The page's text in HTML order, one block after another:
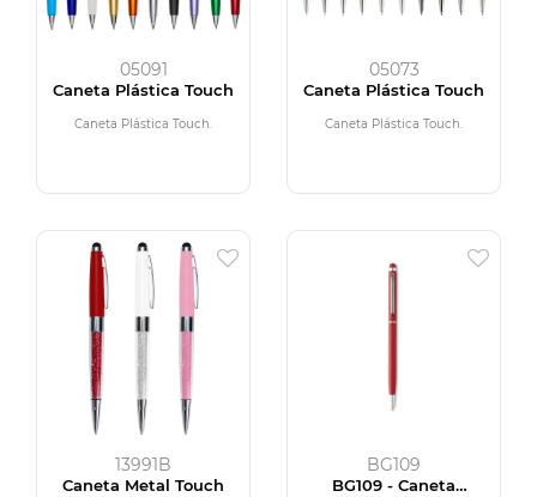
05091
Caneta Plástica Touch
Caneta Plástica Touch.
05073
Caneta Plástica Touch
Caneta Plástica Touch.
13991B
Caneta Metal Touch
BG109
BG109 - Caneta